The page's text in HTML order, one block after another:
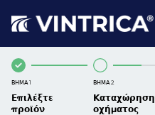
ΒΉΜΑ 1
Επιλέξτε
προϊόν
ΒΉΜΑ 2
Καταχώρηση
οχήματος